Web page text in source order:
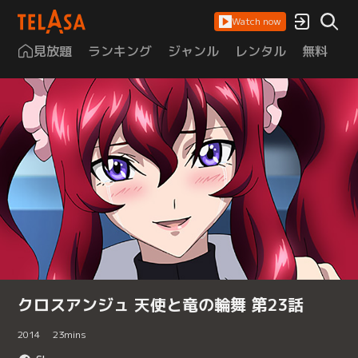
Watch now
見放題 ランキング ジャンル レンタル 無料
クロスアンジュ 天使と竜の輪舞 第23話
2014 23mins